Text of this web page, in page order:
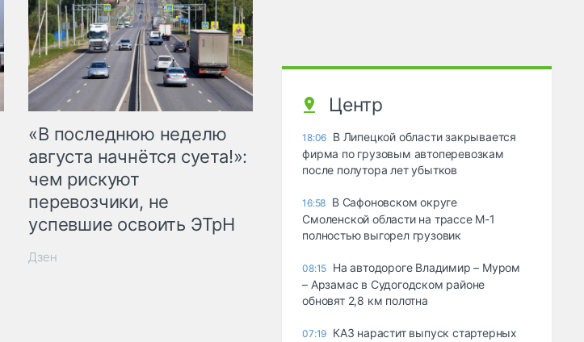
«В последнюю неделю
августа начнётся суета!»:
чем рискуют
перевозчики, не
успевшие освоить ЭТрН
Дзен
Центр
18:06 В Липецкой области закрывается
фирма по грузовым автоперевозкам
после полутора лет убытков
16:58 В Сафоновском округе
Смоленской области на трассе М-1
полностью выгорел грузовик
08:15 На автодороге Владимир – Муром
– Арзамас в Судогодском районе
обновят 2,8 км полотна
07:19 КАЗ нарастит выпуск стартерных